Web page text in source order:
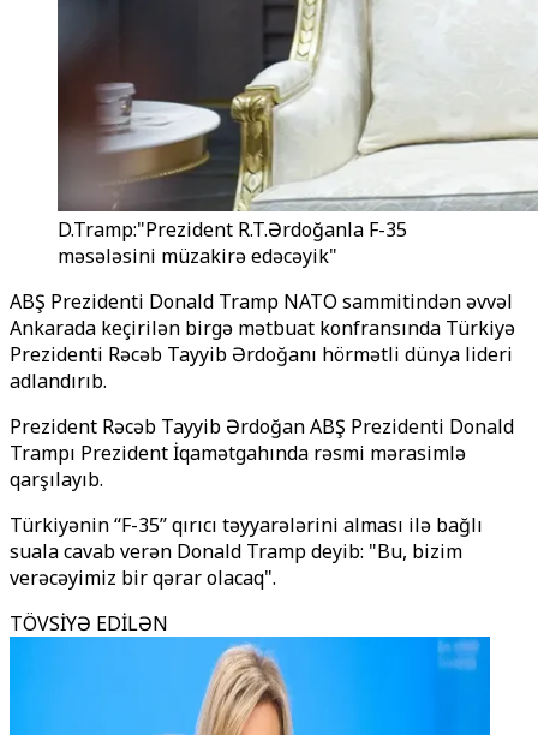
D.Tramp:"Prezident R.T.Ərdoğanla F-35
məsələsini müzakirə edəcəyik"
ABŞ Prezidenti Donald Tramp NATO sammitindən əvvəl
Ankarada keçirilən birgə mətbuat konfransında Türkiyə
Prezidenti Rəcəb Tayyib Ərdoğanı hörmətli dünya lideri
adlandırıb.
Prezident Rəcəb Tayyib Ərdoğan ABŞ Prezidenti Donald
Trampı Prezident İqamətgahında rəsmi mərasimlə
qarşılayıb.
Türkiyənin ‘‘F-35’’ qırıcı təyyarələrini alması ilə bağlı
suala cavab verən Donald Tramp deyib: "Bu, bizim
verəcəyimiz bir qərar olacaq".
TÖVSİYƏ EDİLƏN